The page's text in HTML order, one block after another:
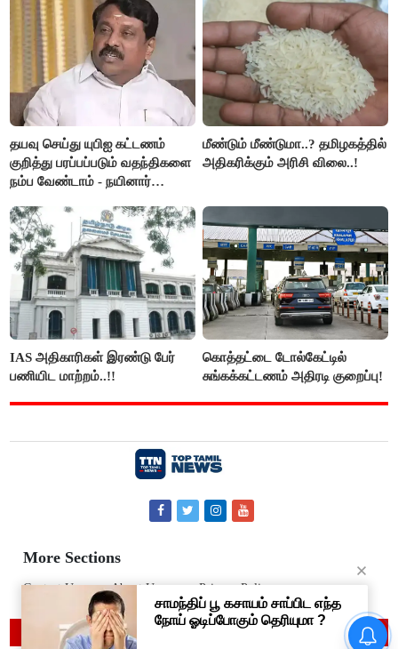
தயவு செய்து யுபிஐ கட்டணம்
குறித்து பரப்பப்படும் வதந்திகளை
நம்ப வேண்டாம் - நயினார்
மீண்டும் மீண்டுமா..? தமிழகத்தில்
அதிகரிக்கும் அரிசி விலை..!
IAS அதிகாரிகள் இரண்டு பேர்
பணியிட மாற்றம்..!!
கொத்தட்டை டோல்கேட்டில்
சுங்கக்கட்டணம் அதிரடி குறைப்பு!
More Sections
Contact Us About Us Privacy Policy
© 2019 Top Tamil News